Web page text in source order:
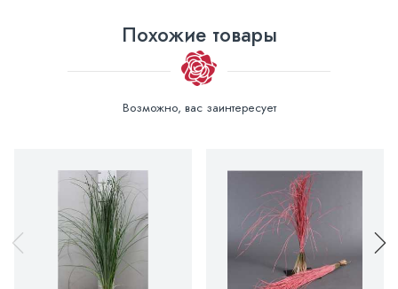
Похожие товары
Возможно, вас заинтересует